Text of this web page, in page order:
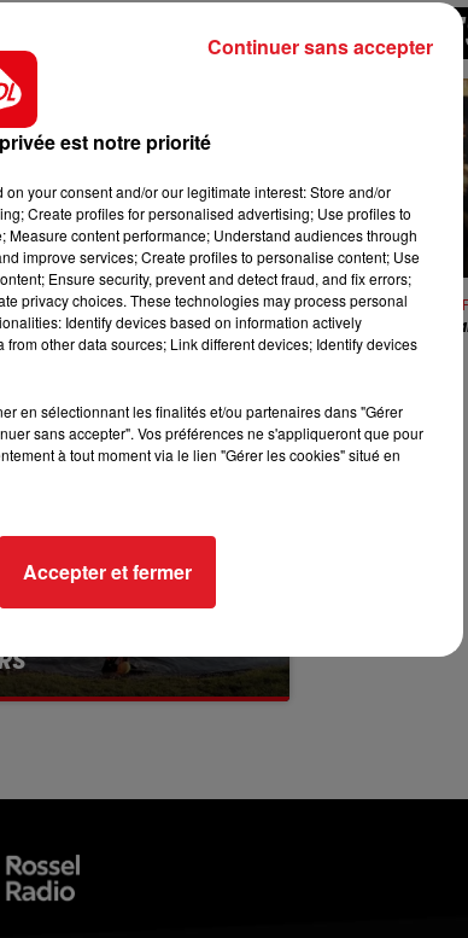
8h00 -
RDL
de réclusion criminelle, hier,
eu l’intention de tuer leur
alcoolisée à laquelle avaient
mort. Son corps n’avait été
ALAIN
La Fièvre
Sang
est notre priorité
your consent and/or our legitimate interest: Store and/or
Create profiles for personalised advertising; Use profiles to
content performance; Understand audiences through
improve services; Create profiles to personalise content; Use
Ensure security, prevent and detect fraud, and fix errors;
privacy choices. These technologies may process personal
Identify devices based on information actively
other data sources; Link different devices; Identify devices
en sélectionnant les finalités et/ou partenaires dans "Gérer
sans accepter". Vos préférences ne s'appliqueront que pour
à tout moment via le lien "Gérer les cookies" situé en
Accepter et fermer
Continuer sans accepter